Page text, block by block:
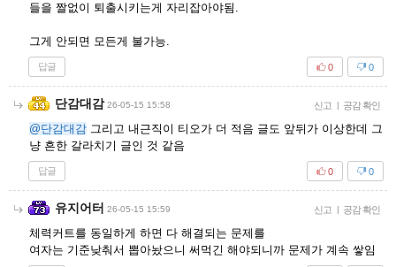
들을 짤없이 퇴출시키는게 자리잡아야됨.
그게 안되면 모든게 불가능.
답글 0
0
단감대감 26-05-15 15:58 신고 | 공감 확인
@단감대감 그리고 내근직이 티오가 더 적음 글도 앞뒤가 이상한데 그
냥 흔한 갈라치기 글인 것 같음
답글 0
0
유지어터 26-05-15 15:59 신고 | 공감 확인
체력커트를 동일하게 하면 다 해결되는 문제를
여자는 기준낮춰서 뽑아놨으니 써먹긴 해야되니까 문제가 계속 쌓임